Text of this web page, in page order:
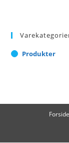
Produkter
Forside